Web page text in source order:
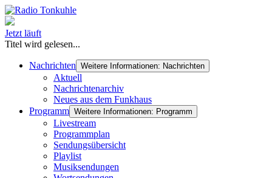
Jetzt läuft
Titel wird gelesen...
Nachrichten Weitere Informationen: Nachrichten
Aktuell
Nachrichtenarchiv
Neues aus dem Funkhaus
Programm Weitere Informationen: Programm
Livestream
Programmplan
Sendungsübersicht
Playlist
Musiksendungen